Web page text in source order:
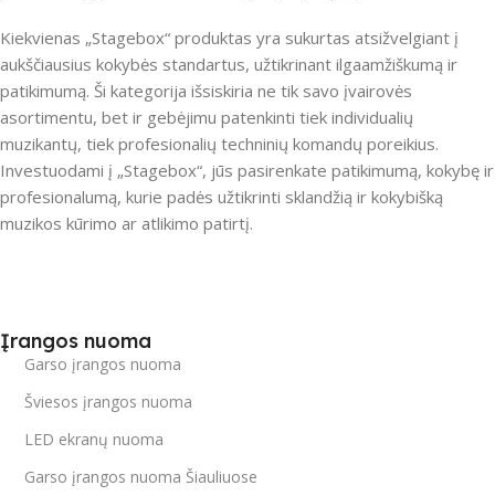
Kiekvienas „Stagebox“ produktas yra sukurtas atsižvelgiant į
aukščiausius kokybės standartus, užtikrinant ilgaamžiškumą ir
patikimumą. Ši kategorija išsiskiria ne tik savo įvairovės
asortimentu, bet ir gebėjimu patenkinti tiek individualių
muzikantų, tiek profesionalių techninių komandų poreikius.
Investuodami į „Stagebox“, jūs pasirenkate patikimumą, kokybę ir
profesionalumą, kurie padės užtikrinti sklandžią ir kokybišką
muzikos kūrimo ar atlikimo patirtį.
Įrangos nuoma
Garso įrangos nuoma
Šviesos įrangos nuoma
LED ekranų nuoma
Garso įrangos nuoma Šiauliuose